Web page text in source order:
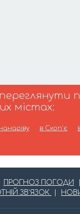
містах:
в Скоп'є
ПРОГНОЗ ПОГОДИ
ЗВ'ЯЗОК